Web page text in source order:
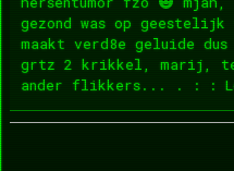
gezond was op
maakt verd8e geluide
grtz 2 krikkel, marij,
ander flikkers... . : :